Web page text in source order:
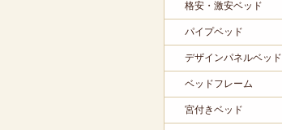
格安・激安ベッド
パイプベッド
デザインパネルベッド
ベッドフレーム
宮付きベッド